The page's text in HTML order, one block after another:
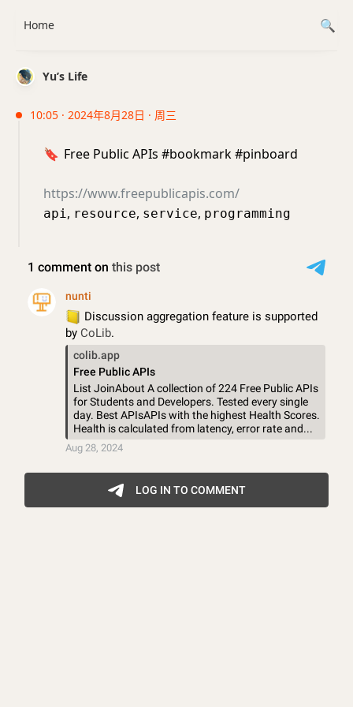
Yu’s Life
10:05 · 2024年8月28日 · 周三
🔖 Free Public APIs #bookmark #pinboard
https://www.freepublicapis.com/
api, resource, service, programming
Home